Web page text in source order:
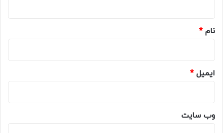
نام*
ایمیل*
وب‌ سایت